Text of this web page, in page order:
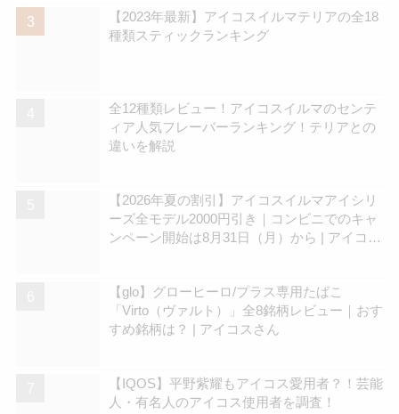
【2023年最新】アイコスイルマテリアの全18
種類スティックランキング
全12種類レビュー！アイコスイルマのセンテ
ィア人気フレーバーランキング！テリアとの
違いを解説
【2026年夏の割引】アイコスイルマアイシリ
ーズ全モデル2000円引き｜コンビニでのキャ
ンペーン開始は8月31日（月）から | アイコス
【glo】グローヒーロ/プラス専用たばこ
「Virto（ヴァルト）」全8銘柄レビュー｜おす
すめ銘柄は？ | アイコスさん
【IQOS】平野紫耀もアイコス愛用者？！芸能
人・有名人のアイコス使用者を調査！